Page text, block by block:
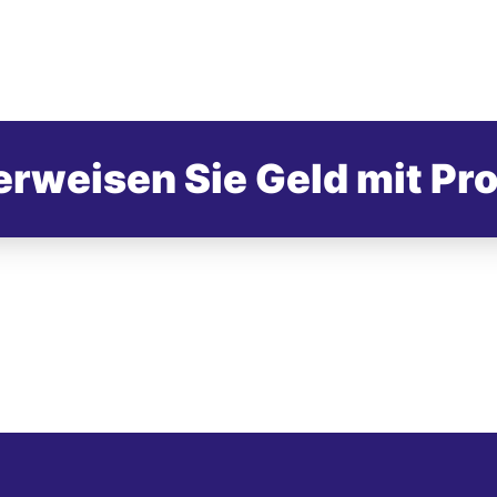
Sie Geld mit